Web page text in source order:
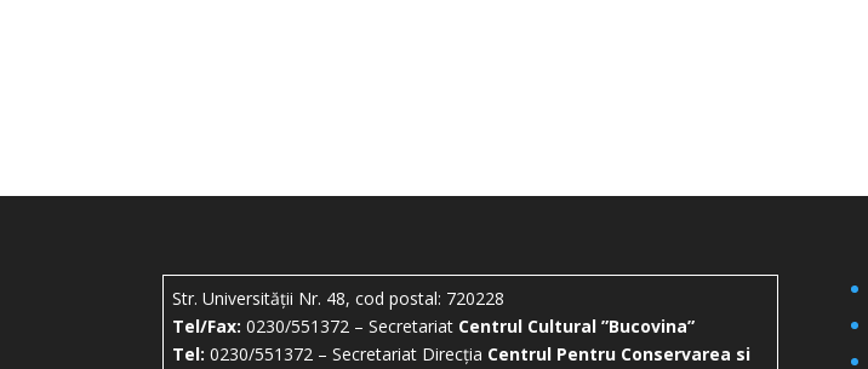
Str. Universității Nr. 48, cod postal: 720228
Tel/Fax: 0230/551372 – Secretariat Centrul Cultural ”Bucovina”
Tel: 0230/551372 – Secretariat Direcția Centrul Pentru Conservarea si